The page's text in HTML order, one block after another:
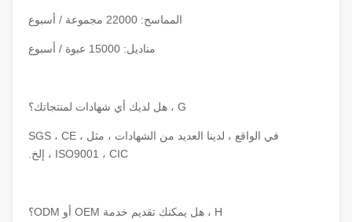
المماسح: 22000 مجموعة / أسبوع
مناديل: 15000 عبوة / أسبوع
في الواقع ، لدينا العديد من الشهادات ، مثل SGS ، CE ،
ISO9001 ، CIC ، إلخ.